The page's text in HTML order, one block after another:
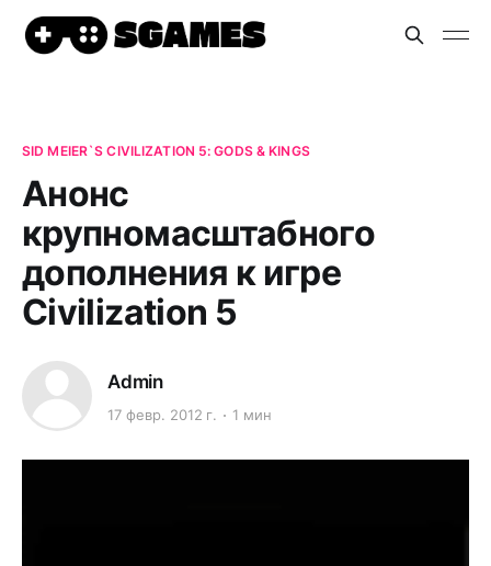
SID MEIER`S CIVILIZATION 5: GODS & KINGS
Анонс
крупномасштабного
дополнения к игре
Civilization 5
Admin
17 февр. 2012 г. 1 мин